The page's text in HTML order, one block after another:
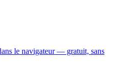
le navigateur — gratuit, sans